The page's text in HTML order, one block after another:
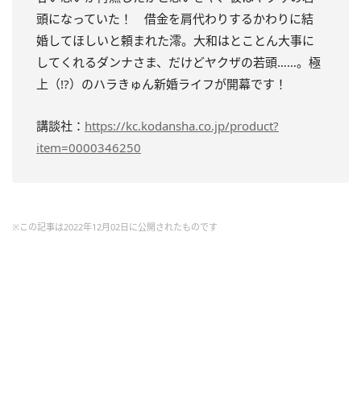
頭になっていた！ 借金を肩代わりするかわりに結
婚してほしいと頼まれた澪。大和はとことん大事に
してくれるダンナさま、だけどヤクザの若頭……。極
上（!?）のハラきゅん新婚ライフが開幕です！
講談社： https://kc.kodansha.co.jp/product?
item=0000346250
※この記事は2022年12月02日に公開されたものです